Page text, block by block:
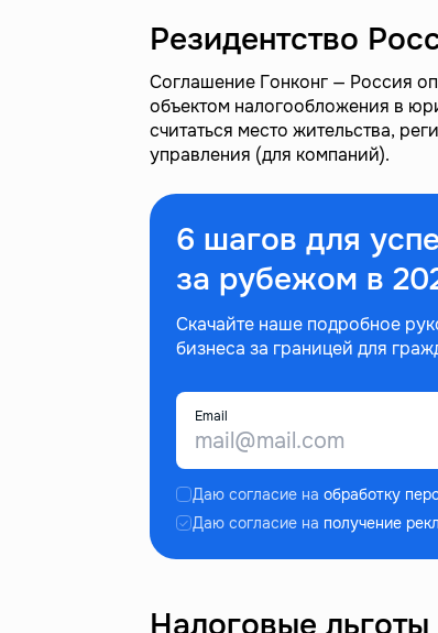
Резидентство
Соглашение Гонконг — Россия
объектом налогообложения в
считаться место жительства,
управления (для компаний).
6 шагов для
за рубежом в
Скачайте наше подробное
бизнеса за границей для
Email
Даю согласие на обработку
Даю согласие на получение